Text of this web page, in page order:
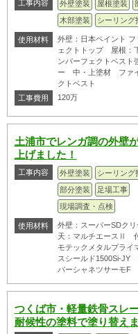
工事内容 外壁塗装 屋根塗装
木部塗装
シーリング
使用材料
外壁：日本ペイント フ
ェクトトップ 屋根：
ンパーフェクトベスト
ー 中・上塗材 ファ
クトベスト
工事費用
120万
土浦市でレンガ調の外壁
上げました！
工事内容 外壁塗装
シーリング
部分塗装
足場工事
現場調査・点検
使用材料
外壁：スーパーSDク
天：マルチエースⅡ
モテックメタルプライ
スシールド1500Si-JY
パーシャネツサーモF
つくば市・軽量鉄骨スレ
耐候性の塗料で塗り替え